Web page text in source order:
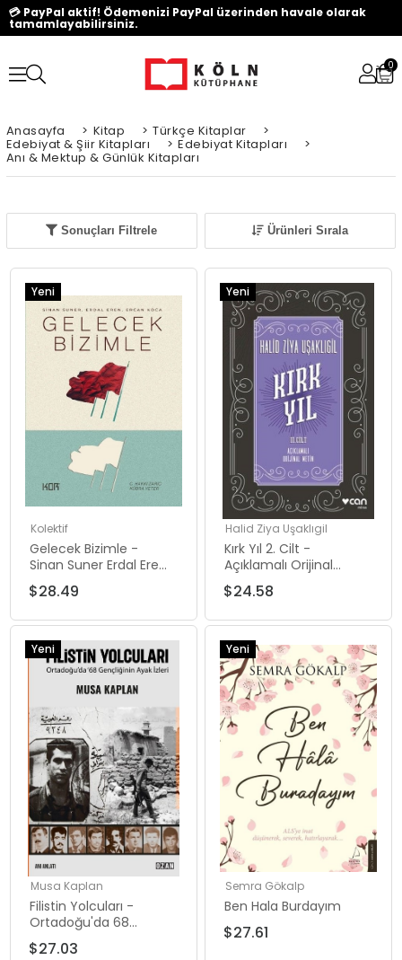
💳 PayPal aktif! Ödemenizi PayPal üzerinden havale olarak
tamamlayabilirsiniz.
0
Anasayfa > Kitap > Türkçe Kitaplar >
Edebiyat & Şiir Kitapları > Edebiyat Kitapları >
Anı & Mektup & Günlük Kitapları
Sonuçları Filtrele Ürünleri Sırala
Kolektif
Gelecek Bizimle -
Sinan Suner Erdal Eren
Ercan Koca
$28.49
Yeni
Ürün
Halid Ziya Uşaklıgil
Kırk Yıl 2. Cilt -
Açıklamalı Orijinal
Metin
$24.58
Yeni
Ürün
Musa Kaplan
Filistin Yolcuları -
Ortadoğu'da 68
Gençliğinin Ayak İzleri
$27.03
Yeni
Ürün
Semra Gökalp
Ben Hala Burdayım
$27.61
Yeni
Ürün